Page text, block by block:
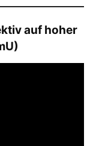
auf hoher